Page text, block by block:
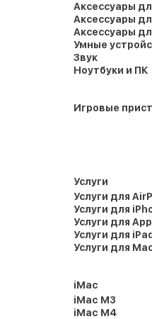
Аксессуары
Аксессуары
Аксессуары
Умные
Звук
Ноутбуки и ПК
Игровые
Услуги
Услуги для
Услуги для
Услуги для
Услуги для iPad
Услуги для
iMac
iMac M3
iMac M4